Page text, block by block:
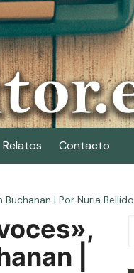
Relatos Contacto
| Por Nuria Bellido
|